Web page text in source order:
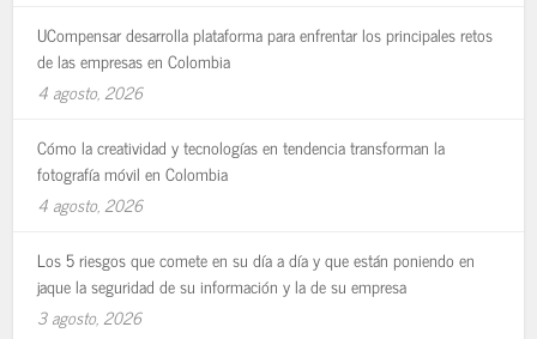
UCompensar desarrolla plataforma para enfrentar los principales retos
de las empresas en Colombia
4 agosto, 2026
Cómo la creatividad y tecnologías en tendencia transforman la
fotografía móvil en Colombia
4 agosto, 2026
Los 5 riesgos que comete en su día a día y que están poniendo en
jaque la seguridad de su información y la de su empresa
3 agosto, 2026